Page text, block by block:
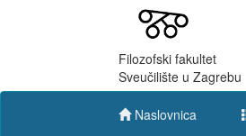
Filozofski fakultet
Sveučilište u Zagrebu
Naslovnica